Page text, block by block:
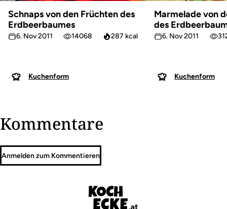
Schnaps von den Früchten des
Erdbeerbaumes
6. Nov 2011 14068 287 kcal
Kuchenform
Marmelade von
des
6. Nov 2011
Kuchenform
Kommentare
Anmelden zum Kommentieren